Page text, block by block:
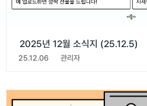
2025년 12월 소식지 (25.12.5)
25.12.06 관리자